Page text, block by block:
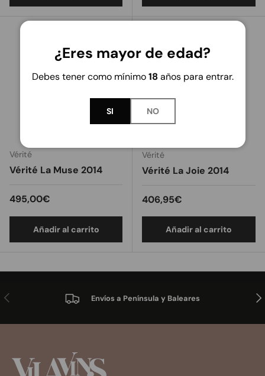
Vérité
Vérité La Muse 2014
Precio normal
495,00€
Añadir al carrito
Vérité
Vérité La Joie 2014
Precio normal
406,95€
Añadir al carrito
¿Eres mayor de edad?
Debes tener como mínimo18años para entrar.
SI NO
Anterior Envíos a Península y Baleares